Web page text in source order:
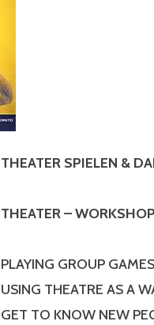
THEATER SPIELEN &
THEATER – WORKSHOP
PLAYING GROUP
USING THEATRE AS A
GET TO KNOW NEW